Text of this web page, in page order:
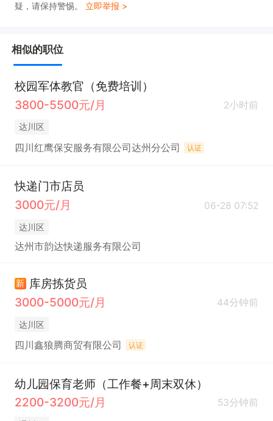
疑，请保持警惕。 立即举报 >
相似的职位
校园军体教官（免费培训）
3800-5500元/月
2小时前
达川区
四川红鹰保安服务有限公司达州分公司 认证
快递门市店员
3000元/月
06-28 07:52
达川区
达州市韵达快递服务有限公司
新 库房拣货员
3000-5000元/月
44分钟前
达川区
四川鑫狼腾商贸有限公司 认证
幼儿园保育老师（工作餐+周末双休）
2200-3200元/月
53分钟前